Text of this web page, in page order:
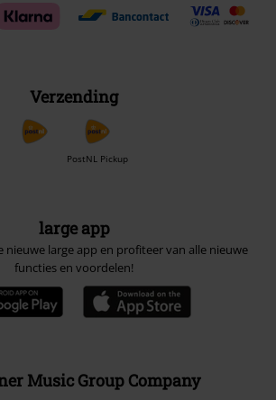
Verzending
PostNL Pickup
large app
nieuwe large app en profiteer van alle nieuwe
functies en voordelen!
Music Group Company